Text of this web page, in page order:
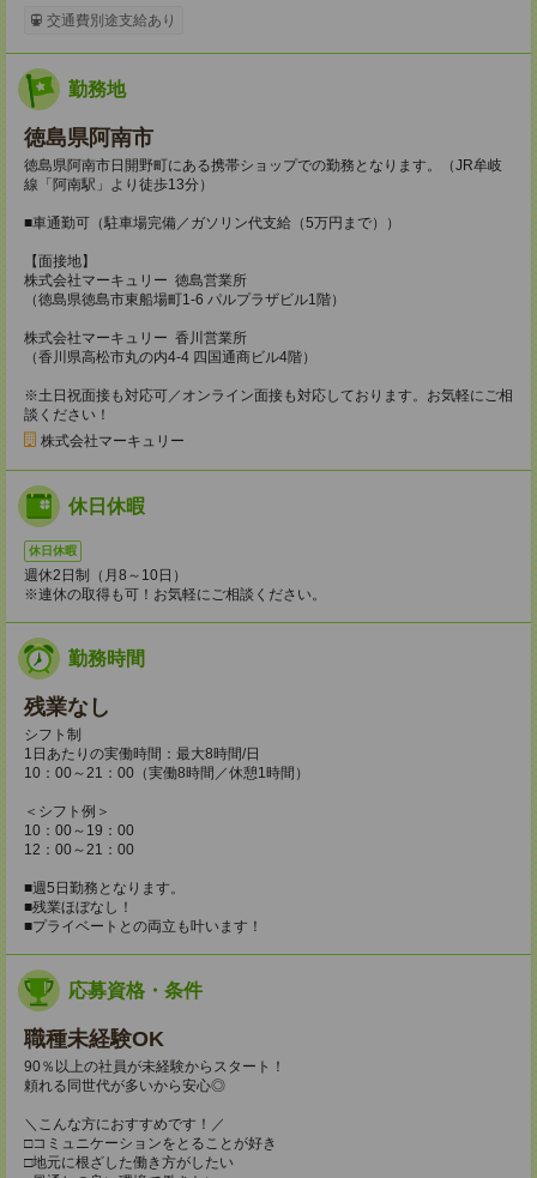
交通費別途支給あり
勤務地
徳島県阿南市
徳島県阿南市日開野町にある携帯ショップでの勤務となります。（JR牟岐
線「阿南駅」より徒歩13分）
■車通勤可（駐車場完備／ガソリン代支給（5万円まで））
【面接地】
株式会社マーキュリー 徳島営業所
（徳島県徳島市東船場町1-6 パルプラザビル1階）
株式会社マーキュリー 香川営業所
（香川県高松市丸の内4-4 四国通商ビル4階）
※土日祝面接も対応可／オンライン面接も対応しております。お気軽にご相
談ください！
株式会社マーキュリー
休日休暇
休日休暇
週休2日制（月8～10日）
※連休の取得も可！お気軽にご相談ください。
勤務時間
残業なし
シフト制
1日あたりの実働時間：最大8時間/日
10：00～21：00（実働8時間／休憩1時間）
＜シフト例＞
10：00～19：00
12：00～21：00
■週5日勤務となります。
■残業ほぼなし！
■プライベートとの両立も叶います！
応募資格・条件
職種未経験OK
90％以上の社員が未経験からスタート！
頼れる同世代が多いから安心◎
＼こんな方におすすめです！／
□コミュニケーションをとることが好き
□地元に根ざした働き方がしたい